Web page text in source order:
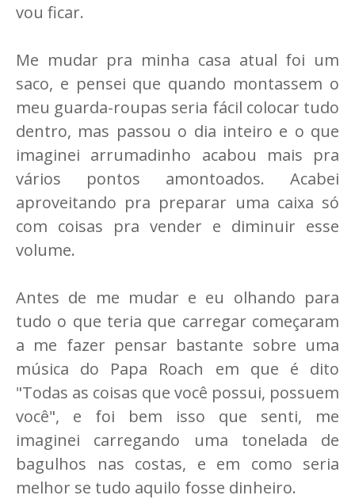
vou ficar.
Me mudar pra minha casa atual foi um
saco, e pensei que quando montassem o
meu guarda-roupas seria fácil colocar tudo
dentro, mas passou o dia inteiro e o que
imaginei arrumadinho acabou mais pra
vários pontos amontoados. Acabei
aproveitando pra preparar uma caixa só
com coisas pra vender e diminuir esse
volume.
Antes de me mudar e eu olhando para
tudo o que teria que carregar começaram
a me fazer pensar bastante sobre uma
música do Papa Roach em que é dito
"Todas as coisas que você possui, possuem
você", e foi bem isso que senti, me
imaginei carregando uma tonelada de
bagulhos nas costas, e em como seria
melhor se tudo aquilo fosse dinheiro.